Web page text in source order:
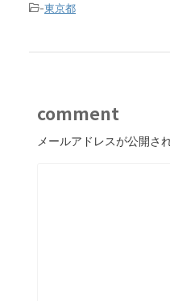
-東京都
comment
メールアドレスが公開さ